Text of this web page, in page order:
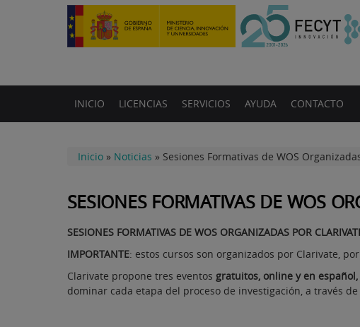
INICIO LICENCIAS SERVICIOS AYUDA CONTACTO
Inicio » Noticias » Sesiones Formativas de WOS
SESIONES FORMATIVAS DE WOS
SESIONES FORMATIVAS DE WOS ORGANIZADAS POR
IMPORTANTE: estos cursos son organizados por Clarivate,
Clarivate propone tres eventos gratuitos, online y en español,
dominar cada etapa del proceso de investigación, a través